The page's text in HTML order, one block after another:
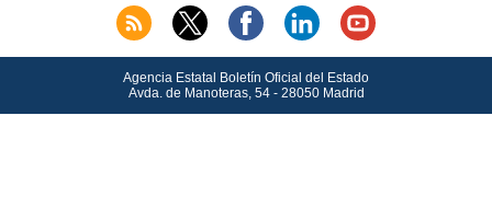
Agencia Estatal Boletín Oficial del Estado
Avda.de Manoteras, 54 - 28050 Madrid